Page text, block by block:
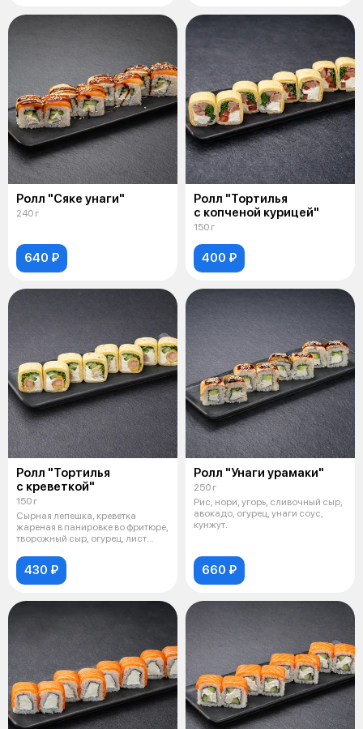
Ролл "Сяке унаги"
240 г
640 ₽
Ролл "Тортилья
с копченой курицей"
150 г
400 ₽
Ролл "Тортилья
с креветкой"
150 г
Сырная лепешка, креветка
жареная в панировке во фритюре,
творожный сыр, огурец, лист
430 ₽
Ролл "Унаги урамаки"
250 г
Рис, нори, угорь, сливочный сыр,
авокадо, огурец, унаги соус,
кунжут.
660 ₽